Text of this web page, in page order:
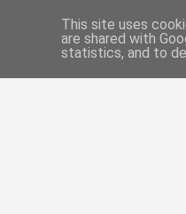
This site uses
are shared with
statistics, and to